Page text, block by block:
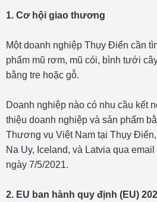
1. Cơ hội giao thương
Một doanh nghiệp Thụy Điển cần
phẩm mũ rơm, mũ cói, bình tưới
bằng tre hoặc gỗ.
Doanh nghiệp nào có nhu cầu kết
thiệu doanh nghiệp và sản phẩm
Thương vụ Việt Nam tại Thụy
Na Uy, Iceland, và Latvia qua
ngày 7/5/2021.
2. EU ban hành quy định (EU)